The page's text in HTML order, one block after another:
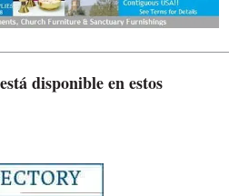
disponible en estos